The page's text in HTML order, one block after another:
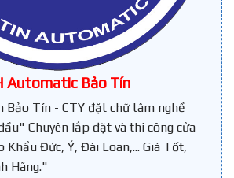
Automatic Bảo Tín
Bảo Tín - CTY đặt chữ tâm nghề
Chuyên lắp đặt và thi công cửa
Khẩu Đức, Ý, Đài Loan,... Giá Tốt,
Hãng."